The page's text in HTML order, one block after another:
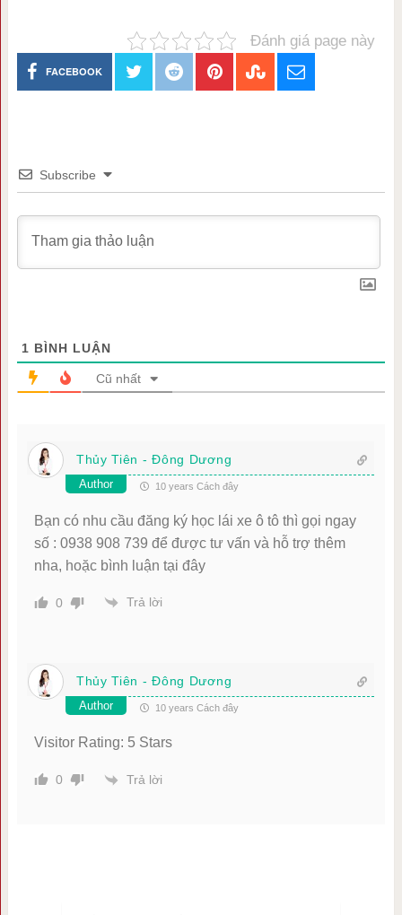
Đánh giá page này
FACEBOOK
Subscribe
1 BÌNH LUẬN
Cũ nhất
Thủy Tiên - Đông Dương
Author 10 years Cách đây
Bạn có nhu cầu đăng ký học lái xe ô tô thì gọi ngay
số : 0938 908 739 để được tư vấn và hỗ trợ thêm
nha, hoặc bình luận tại đây
0 Trả lời
Thủy Tiên - Đông Dương
Author 10 years Cách đây
Visitor Rating: 5 Stars
0 Trả lời